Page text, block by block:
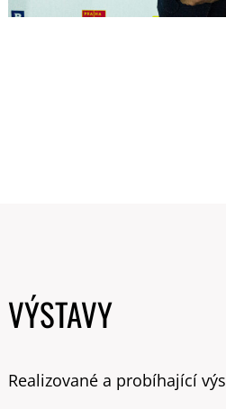
VÝSTAVY
Realizované a probíhající